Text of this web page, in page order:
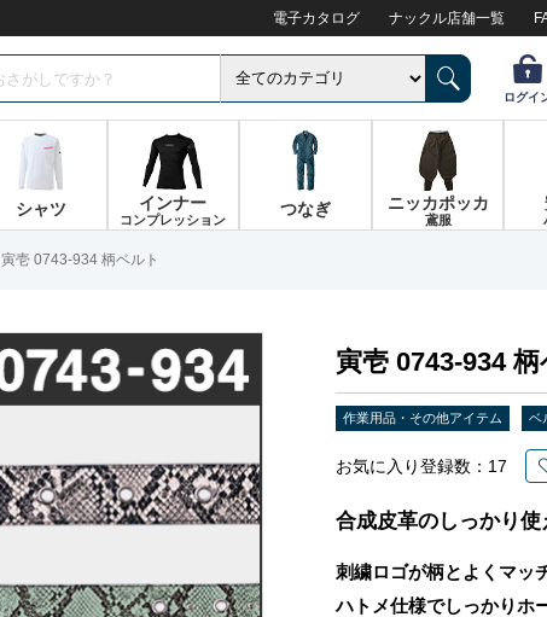
電子カタログ ナックル店舗一覧
ログイ
シャツ インナー
コンプレッション
つなぎ ニッカポッカ
鳶服
寅壱 0743-934 柄ベルト
寅壱 0743-934 柄
作業用品・その他アイテム ベ
お気に入り登録数： 17
合成皮革のしっかり
刺繍ロゴが柄とよくマッ
ハトメ仕様でしっかりホ